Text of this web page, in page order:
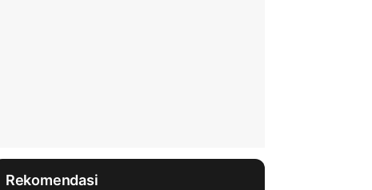
Rekomendasi